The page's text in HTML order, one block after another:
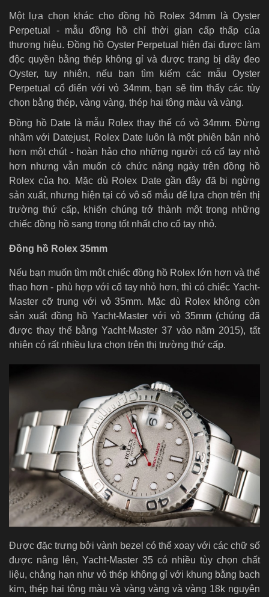
Một lựa chọn khác cho đồng hồ Rolex 34mm là Oyster
Perpetual - mẫu đồng hồ chỉ thời gian cấp thấp của
thương hiệu. Đồng hồ Oyster Perpetual hiện đại được làm
độc quyền bằng thép không gỉ và được trang bị dây đeo
Oyster, tuy nhiên, nếu bạn tìm kiếm các mẫu Oyster
Perpetual cổ điển với vỏ 34mm, bạn sẽ tìm thấy các tùy
chọn bằng thép, vàng vàng, thép hai tông màu và vàng.
Đồng hồ Date là mẫu Rolex thay thế có vỏ 34mm. Đừng
nhầm với Datejust, Rolex Date luôn là một phiên bản nhỏ
hơn một chút - hoàn hảo cho những người có cổ tay nhỏ
hơn nhưng vẫn muốn có chức năng ngày trên đồng hồ
Rolex của họ. Mặc dù Rolex Date gần đây đã bị ngừng
sản xuất, nhưng hiện tại có vô số mẫu để lựa chọn trên thị
trường thứ cấp, khiến chúng trở thành một trong những
chiếc đồng hồ sang trọng tốt nhất cho cổ tay nhỏ.
Đồng hồ Rolex 35mm
Nếu bạn muốn tìm một chiếc đồng hồ Rolex lớn hơn và thể
thao hơn - phù hợp với cổ tay nhỏ hơn, thì có chiếc Yacht-
Master cỡ trung với vỏ 35mm. Mặc dù Rolex không còn
sản xuất đồng hồ Yacht-Master với vỏ 35mm (chúng đã
được thay thế bằng Yacht-Master 37 vào năm 2015), tất
nhiên có rất nhiều lựa chọn trên thị trường thứ cấp.
Được đặc trưng bởi vành bezel có thể xoay với các chữ số
được nâng lên, Yacht-Master 35 có nhiều tùy chọn chất
liệu, chẳng hạn như vỏ thép không gỉ với khung bằng bạch
kim, thép hai tông màu và vàng vàng và vàng 18k nguyên